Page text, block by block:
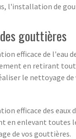
l'installation de
gouttières
efficace de l'eau
en retirant
le nettoyage
efficace des
en enlevant toutes
de vos gouttières.